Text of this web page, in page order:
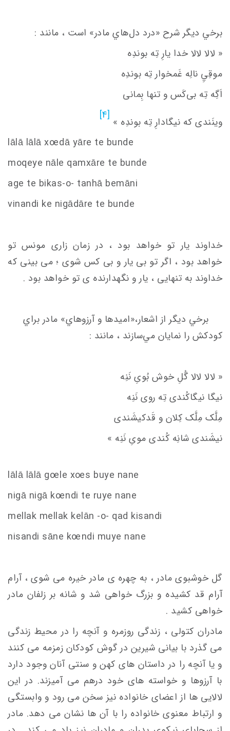
برخي ديگر شرح «درد دل‌هاي مادر» است ، مانند :
« لالا لالا خدا یارِ تِه بوندِه
موقِيِ‌ نالِه غَمخوار تِه بوندِه
اَگِه تِه بی‌کَس و تنها بِمانی
وینَندی که نیگادارِ تِه بوندِه » [4]
lālā lālā xoedā yāre te bunde
moqeye nāle qamxāre te bunde
age te bikas-o- tanhā bemāni
vinandi ke nigādāre te bunde
خداوند یار تو خواهد بود ، در زمان زاری مونس تو
خواهد بود ، اگر تو بی یار و بی کس شوی ؛ می بینی که
خداوند به تنهایی ، یار و نگهدارنده ی تو خواهد بود .
برخي ديگر از اشعار،«امیدها و آرزوهاي» مادر براي
كودكش را نمايان‌ مي‌سازند ، مانند :
« لالا لالا گُلِ خوش بُویِ نَنِه
نیگا نیگاکُندی تِه روی نَنِه
مِلَّک مِلَّک کِلان و قَدکیشَندی
نیشَندی شانِه کُندی مویِ نَنِه »
lālā lālā goele xoes buye nane
nigā nigā koendi te ruye nane
mellak mellak kelān -o- qad kisandi
nisandi sāne koendi muye nane
گل خوشبوی مادر ، به چهره ی مادر خیره می شوی ، آرام
آرام قد کشیده و بزرگ خواهی شد و شانه بر زلفان مادر
خواهی کشید .
مادران کتولی ، زندگی روزمره و آنچه را در محیط زندگی
می گذرد با بیانی شیرین در گوش کودکان زمزمه می کنند
و یا آنچه را در داستان های کهن و سنتی آنان وجود دارد
با آرزوها و خواسته های خود درهم می آمیزند. در این
لالایی ها از اعضای خانواده نیز سخن می رود و وابستگی
و ارتباط معنوی خانواده را با آن ها نشان می دهد. مادر